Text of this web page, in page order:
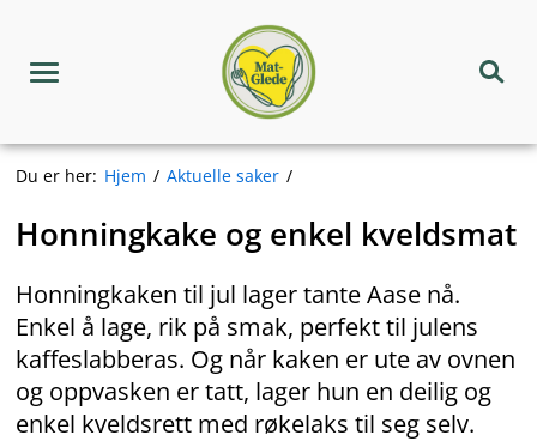
innholdMeny
Matgledekorpset
Søk
Du er her: Hjem Aktuelle saker
Honningkake og enkel kveldsmat
Honningkaken til jul lager tante Aase nå.
Enkel å lage, rik på smak, perfekt til julens
kaffeslabberas. Og når kaken er ute av ovnen
og oppvasken er tatt, lager hun en deilig og
enkel kveldsrett med røkelaks til seg selv.